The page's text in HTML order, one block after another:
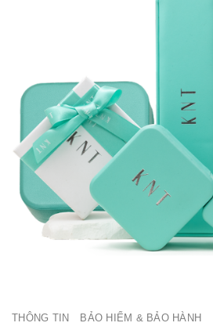
THÔNG TIN BẢO HIỂM & BẢO HÀNH